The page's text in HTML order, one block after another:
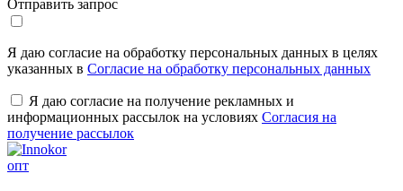
Отправить запрос
Я даю согласие на обработку персональных данных в целях
указанных в Согласие на обработку персональных данных
Я даю согласие на получение рекламных и
информационных рассылок на условиях Согласия на
получение рассылок
опт